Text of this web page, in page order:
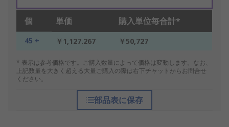
個 単価 購入単位毎合計*
45 + ￥1,127.267 ￥50,727
* 表示は参考価格です。ご購入数量によって価格は変動します。なお、
上記数量を大きく超える大量ご購入の際は右下チャットからお問合せ
ください。
部品表に保存